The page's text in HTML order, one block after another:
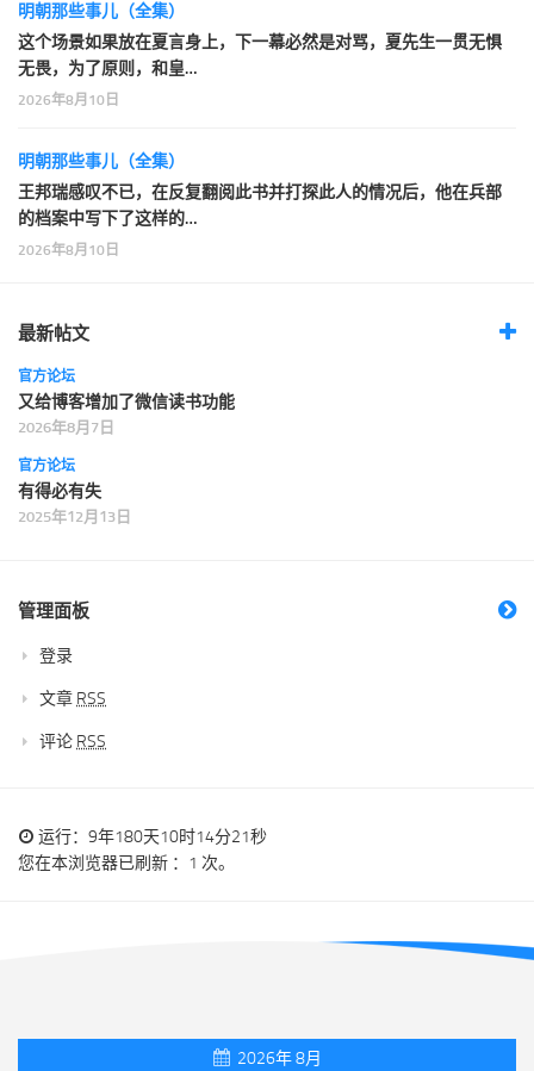
明朝那些事儿（全集）
这个场景如果放在夏言身上，下一幕必然是对骂，夏先生一贯无惧
无畏，为了原则，和皇…
2026年8月10日
明朝那些事儿（全集）
王邦瑞感叹不已，在反复翻阅此书并打探此人的情况后，他在兵部
的档案中写下了这样的…
2026年8月10日
最新帖文
官方论坛
又给博客增加了微信读书功能
2026年8月7日
官方论坛
有得必有失
2025年12月13日
管理面板
登录
文章 RSS
评论 RSS
运行：9年180天10时14分21秒
您在本浏览器已刷新 ：1 次。
2026年 8月